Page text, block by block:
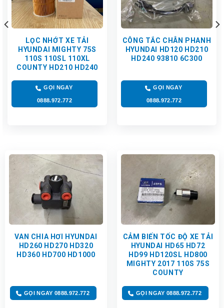
LỌC NHỚT XE TẢI
HYUNDAI MIGHTY 75S
110S 110SL 110XL
COUNTY HD210 HD240
GỌI NGAY
0888.972.772
CÔNG TẮC CHÂN PHANH
HYUNDAI HD120 HD210
HD240 93810 6C300
GỌI NGAY
0888.972.772
VAN CHIA HƠI HYUNDAI
HD260 HD270 HD320
HD360 HD700 HD1000
GỌI NGAY 0888.972.772
CẢM BIẾN TỐC ĐỘ XE TẢI
HYUNDAI HD65 HD72
HD99 HD120SL HD800
MIGHTY 2017 110S 75S
COUNTY
GỌI NGAY 0888.972.772